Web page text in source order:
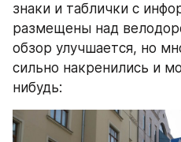
знаки и таблички с
размещены над
обзор улучшается, но
сильно накренились и
нибудь: